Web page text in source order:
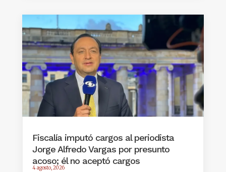
Fiscalía imputó cargos al periodista
Jorge Alfredo Vargas por presunto
acoso; él no aceptó cargos
4 agosto, 2026